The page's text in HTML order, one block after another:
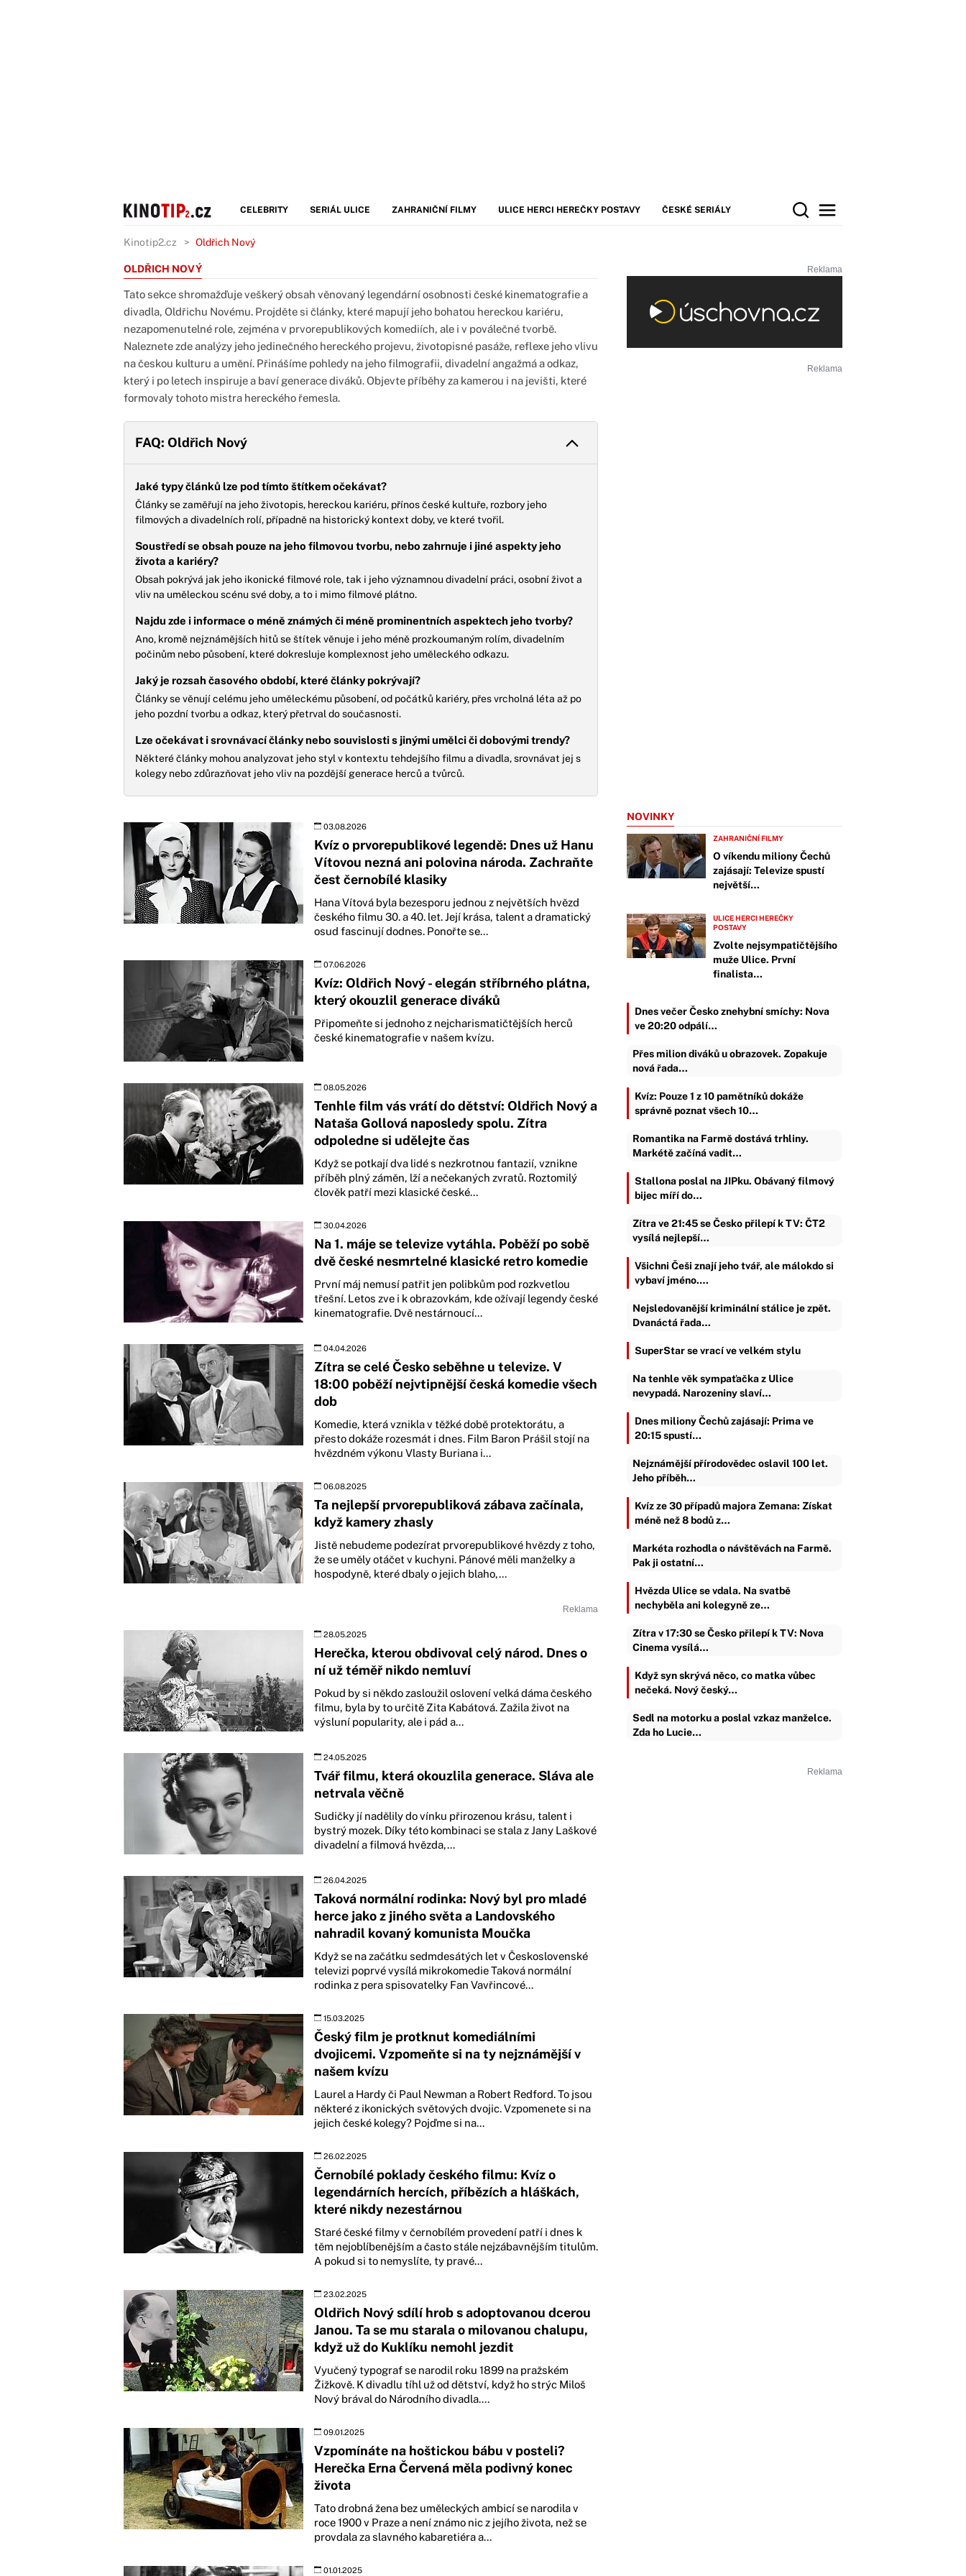
CELEBRITY SERIÁL ULICE ZAHRANIČNÍ FILMY ULICE HERCI HEREČKY POSTAVY ČESKÉ SERIÁLY
Kinotip2.cz Oldřich Nový
OLDŘICH NOVÝ
Tato sekce shromažďuje veškerý obsah věnovaný legendární osobnosti české kinematografie a
divadla, Oldřichu Novému. Projděte si články, které mapují jeho bohatou hereckou kariéru,
nezapomenutelné role, zejména v prvorepublikových komediích, ale i v poválečné tvorbě.
Naleznete zde analýzy jeho jedinečného hereckého projevu, životopisné pasáže, reflexe jeho vlivu
na českou kulturu a umění. Přinášíme pohledy na jeho filmografii, divadelní angažmá a odkaz,
který i po letech inspiruje a baví generace diváků. Objevte příběhy za kamerou i na jevišti, které
formovaly tohoto mistra hereckého řemesla.
FAQ: Oldřich Nový
Jaké typy článků lze pod tímto štítkem očekávat?
Články se zaměřují na jeho životopis, hereckou kariéru, přínos české kultuře, rozbory jeho
filmových a divadelních rolí, případně na historický kontext doby, ve které tvořil.
Soustředí se obsah pouze na jeho filmovou tvorbu, nebo zahrnuje i jiné aspekty jeho
života a kariéry?
Obsah pokrývá jak jeho ikonické filmové role, tak i jeho významnou divadelní práci, osobní život a
vliv na uměleckou scénu své doby, a to i mimo filmové plátno.
Najdu zde i informace o méně známých či méně prominentních aspektech jeho tvorby?
Ano, kromě nejznámějších hitů se štítek věnuje i jeho méně prozkoumaným rolím, divadelním
počinům nebo působení, které dokresluje komplexnost jeho uměleckého odkazu.
Jaký je rozsah časového období, které články pokrývají?
Články se věnují celému jeho uměleckému působení, od počátků kariéry, přes vrcholná léta až po
jeho pozdní tvorbu a odkaz, který přetrval do současnosti.
Lze očekávat i srovnávací články nebo souvislosti s jinými umělci či dobovými trendy?
Některé články mohou analyzovat jeho styl v kontextu tehdejšího filmu a divadla, srovnávat jej s
kolegy nebo zdůrazňovat jeho vliv na pozdější generace herců a tvůrců.
03.08.2026
Kvíz o prvorepublikové legendě: Dnes už Hanu
Vítovou nezná ani polovina národa. Zachraňte
čest černobílé klasiky
Hana Vítová byla bezesporu jednou z největších hvězd
českého filmu 30. a 40. let. Její krása, talent a dramatický
osud fascinují dodnes. Ponořte se...
07.06.2026
Kvíz: Oldřich Nový - elegán stříbrného plátna,
který okouzlil generace diváků
Připomeňte si jednoho z nejcharismatičtějších herců
české kinematografie v našem kvízu.
08.05.2026
Tenhle film vás vrátí do dětství: Oldřich Nový a
Nataša Gollová naposledy spolu. Zítra
odpoledne si udělejte čas
Když se potkají dva lidé s nezkrotnou fantazií, vznikne
příběh plný záměn, lží a nečekaných zvratů. Roztomilý
člověk patří mezi klasické české...
30.04.2026
Na 1. máje se televize vytáhla. Poběží po sobě
dvě české nesmrtelné klasické retro komedie
První máj nemusí patřit jen polibkům pod rozkvetlou
třešní. Letos zve i k obrazovkám, kde ožívají legendy české
kinematografie. Dvě nestárnoucí...
04.04.2026
Zítra se celé Česko seběhne u televize. V
18:00 poběží nejvtipnější česká komedie všech
dob
Komedie, která vznikla v těžké době protektorátu, a
přesto dokáže rozesmát i dnes. Film Baron Prášil stojí na
hvězdném výkonu Vlasty Buriana i...
06.08.2025
Ta nejlepší prvorepubliková zábava začínala,
když kamery zhasly
Jistě nebudeme podezírat prvorepublikové hvězdy z toho,
že se uměly otáčet v kuchyni. Pánové měli manželky a
hospodyně, které dbaly o jejich blaho,...
28.05.2025
Herečka, kterou obdivoval celý národ. Dnes o
ní už téměř nikdo nemluví
Pokud by si někdo zasloužil oslovení velká dáma českého
filmu, byla by to určitě Zita Kabátová. Zažila život na
výsluní popularity, ale i pád a...
24.05.2025
Tvář filmu, která okouzlila generace. Sláva ale
netrvala věčně
Sudičky jí nadělily do vínku přirozenou krásu, talent i
bystrý mozek. Díky této kombinaci se stala z Jany Laškové
divadelní a filmová hvězda,...
26.04.2025
Taková normální rodinka: Nový byl pro mladé
herce jako z jiného světa a Landovského
nahradil kovaný komunista Moučka
Když se na začátku sedmdesátých let v Československé
televizi poprvé vysílá mikrokomedie Taková normální
rodinka z pera spisovatelky Fan Vavřincové...
15.03.2025
Český film je protknut komediálními
dvojicemi. Vzpomeňte si na ty nejznámější v
našem kvízu
Laurel a Hardy či Paul Newman a Robert Redford. To jsou
některé z ikonických světových dvojic. Vzpomenete si na
jejich české kolegy? Pojďme si na...
26.02.2025
Černobílé poklady českého filmu: Kvíz o
legendárních hercích, příbězích a hláškách,
které nikdy nezestárnou
Staré české filmy v černobílém provedení patří i dnes k
těm nejoblíbenějším a často stále nejzábavnějším titulům.
A pokud si to nemyslíte, ty pravé...
23.02.2025
Oldřich Nový sdílí hrob s adoptovanou dcerou
Janou. Ta se mu starala o milovanou chalupu,
když už do Kuklíku nemohl jezdit
Vyučený typograf se narodil roku 1899 na pražském
Žižkově. K divadlu tíhl už od dětství, když ho strýc Miloš
Nový brával do Národního divadla....
09.01.2025
Vzpomínáte na hoštickou bábu v posteli?
Herečka Erna Červená měla podivný konec
života
Tato drobná žena bez uměleckých ambicí se narodila v
roce 1900 v Praze a není známo nic z jejího života, než se
provdala za slavného kabaretiéra a...
01.01.2025
NOVINKY
ZAHRANIČNÍ FILMY
O víkendu miliony Čechů
zajásají: Televize spustí
největší…
ULICE HERCI HEREČKY
POSTAVY
Zvolte nejsympatičtějšího
muže Ulice. První
finalista…
Dnes večer Česko znehybní smíchy: Nova
ve 20:20 odpálí…
Přes milion diváků u obrazovek. Zopakuje
nová řada…
Kvíz: Pouze 1 z 10 pamětníků dokáže
správně poznat všech 10…
Romantika na Farmě dostává trhliny.
Markétě začíná vadit…
Stallona poslal na JIPku. Obávaný filmový
bijec míří do…
Zítra ve 21:45 se Česko přilepí k TV: ČT2
vysílá nejlepší…
Všichni Češi znají jeho tvář, ale málokdo si
vybaví jméno.…
Nejsledovanější kriminální stálice je zpět.
Dvanáctá řada…
SuperStar se vrací ve velkém stylu
Na tenhle věk sympaťačka z Ulice
nevypadá. Narozeniny slaví…
Dnes miliony Čechů zajásají: Prima ve
20:15 spustí…
Nejznámější přírodovědec oslavil 100 let.
Jeho příběh…
Kvíz ze 30 případů majora Zemana: Získat
méně než 8 bodů z…
Markéta rozhodla o návštěvách na Farmě.
Pak ji ostatní…
Hvězda Ulice se vdala. Na svatbě
nechyběla ani kolegyně ze…
Zítra v 17:30 se Česko přilepí k TV: Nova
Cinema vysílá…
Když syn skrývá něco, co matka vůbec
nečeká. Nový český…
Sedl na motorku a poslal vzkaz manželce.
Zda ho Lucie…